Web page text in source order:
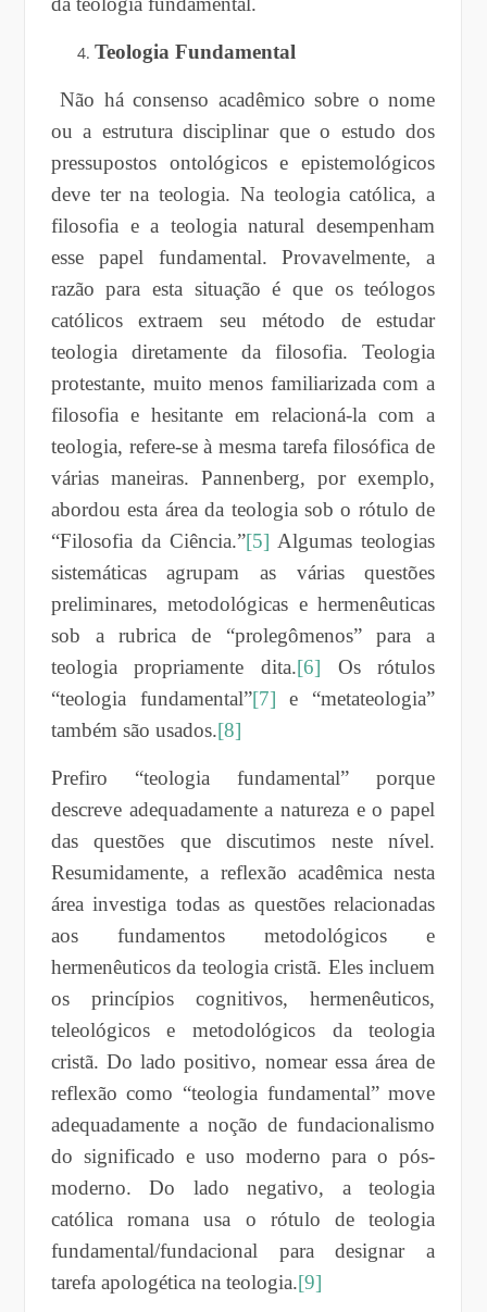
Teologia Fundamental
Não há consenso acadêmico sobre o nome
ou a estrutura disciplinar que o estudo dos
pressupostos ontológicos e epistemológicos
deve ter na teologia. Na teologia católica, a
filosofia e a teologia natural desempenham
esse papel fundamental. Provavelmente, a
razão para esta situação é que os teólogos
católicos extraem seu método de estudar
teologia diretamente da filosofia. Teologia
protestante, muito menos familiarizada com a
filosofia e hesitante em relacioná-la com a
teologia, refere-se à mesma tarefa filosófica de
várias maneiras. Pannenberg, por exemplo,
abordou esta área da teologia sob o rótulo de
“Filosofia da Ciência.”[5] Algumas teologias
sistemáticas agrupam as várias questões
preliminares, metodológicas e hermenêuticas
sob a rubrica de “prolegômenos” para a
teologia propriamente dita.[6] Os rótulos
“teologia fundamental”[7] e “metateologia”
também são usados.[8]
Prefiro “teologia fundamental” porque
descreve adequadamente a natureza e o papel
das questões que discutimos neste nível.
Resumidamente, a reflexão acadêmica nesta
área investiga todas as questões relacionadas
aos fundamentos metodológicos e
hermenêuticos da teologia cristã. Eles incluem
os princípios cognitivos, hermenêuticos,
teleológicos e metodológicos da teologia
cristã. Do lado positivo, nomear essa área de
reflexão como “teologia fundamental” move
adequadamente a noção de fundacionalismo
do significado e uso moderno para o pós-
moderno. Do lado negativo, a teologia
católica romana usa o rótulo de teologia
fundamental/fundacional para designar a
tarefa apologética na teologia.[9]